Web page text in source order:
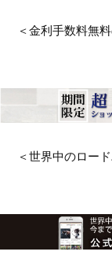
＜金利手数料無
＜世界中のロー